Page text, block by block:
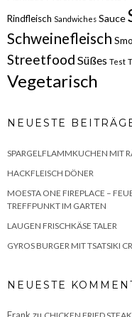
Rindfleisch Sandwiches Sauce
Schweinefleisch
Streetfood Süßes Test
Vegetarisch
NEUESTE
SPARGELFLAMMKUCHEN MIT
HACKFLEISCH DÖNER
MOESTA ONE FIREPLACE –
TREFFPUNKT IM GARTEN
LAUGEN FRISCHKÄSE TALER
GYROS BURGER MIT TSATSIKI
NEUESTE